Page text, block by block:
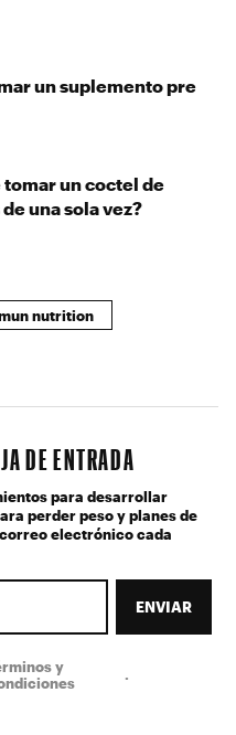
un suplemento pre
tomar un coctel de
una sola vez?
nutrition
DE ENTRADA
para desarrollar
perder peso y planes de
electrónico cada
ENVIAR
y
.